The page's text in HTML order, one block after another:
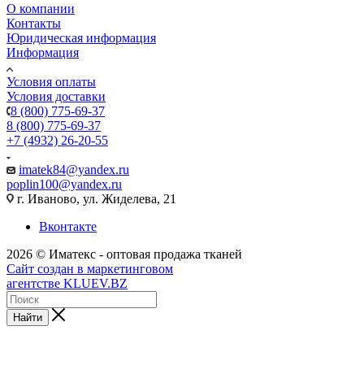
О компании
Контакты
Юридическая информация
Информация
Условия оплаты
Условия доставки
8 (800) 775-69-37
8 (800) 775-69-37
+7 (4932) 26-20-55
imatek84@yandex.ru
poplin100@yandex.ru
г. Иваново, ул. Жиделева, 21
Вконтакте
2026 © Иматекс - оптовая продажа тканей
Сайт создан в маркетинговом
агентстве KLUEV.BZ
Найти